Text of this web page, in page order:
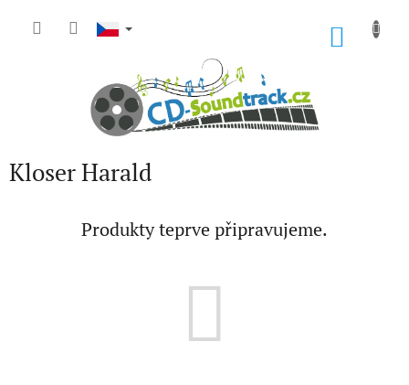
Kloser Harald
Produkty teprve připravujeme.